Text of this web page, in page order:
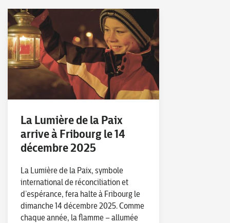
avecVictor Desarnaulds, acousticien
La Lumière de la Paix
arrive à Fribourg le 14
décembre 2025
La Lumière de la Paix, symbole
international de réconciliation et
d’espérance, fera halte à Fribourg le
dimanche 14 décembre 2025. Comme
chaque année, la flamme – allumée